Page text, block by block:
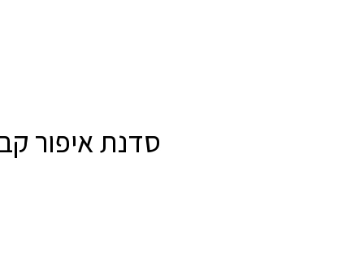
סדנת איפור